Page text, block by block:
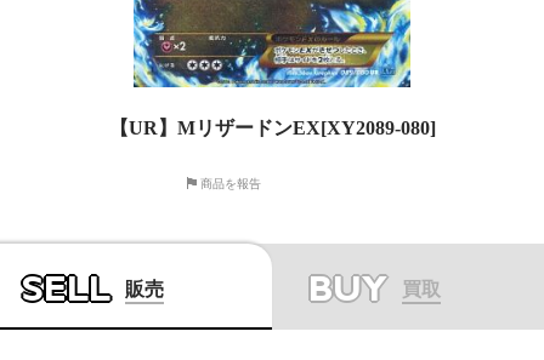
【UR】MリザードンEX[XY2089-080]
商品を報告
SELL 販売 BUY 買取